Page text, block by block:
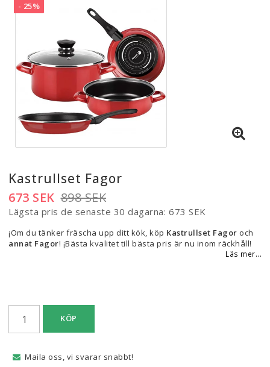
- 25%
Kastrullset Fagor
898 SEK
673 SEK
Lägsta pris de senaste 30 dagarna 673 SEK
¡Om du tänker fräscha upp ditt kök, köp Kastrullset Fagor och
annat Fagor! ¡Bästa kvalitet till bästa pris är nu inom räckhåll!
Läs mer...
KÖP
Maila oss, vi svarar snabbt!